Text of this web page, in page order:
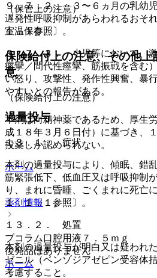
（保管上の注意）
室温保存。
保険給付上の注意、その他
意
（保険給付上の注意）
本剤は向精神薬であるため、厚生
成１８年３月６日付）に基づき、
投薬しか認められない。
ホーム
薬剤情報
ブコラム口腔用液７．５ｍｇ
後発品はありません
ホーム
９．７．２． ３〜６ヵ月の乳幼
遅発性呼吸抑制があらわれるおそ
１．１参照〕。
９．７．３． 小児等において、
痙攣／間代性痙攣、筋振戦を含む
い怒り、攻撃性、発作性興奮、暴
やすいとの報告がある。
過量投与
１３．１． 症状
本剤の過量投与により、傾眠、錯
筋緊張低下、低血圧又は呼吸抑制
り、まれに昏睡、ごくまれに死亡
１．１．１参照〕。
１３．２． 処置
本剤の過量投与が明白又は疑われ
ゼニル（ベンゾジアゼピン受容体
考慮すること。